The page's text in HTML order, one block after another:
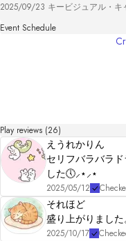
2025/09/23 キービジュアル・キ
Event Schedule
Play reviews (26)
えうれかりん
セリフバラバラ
した🕔⸝⋆⸝⋆
2025/05/12
それほど
盛り上がりました
2025/10/17